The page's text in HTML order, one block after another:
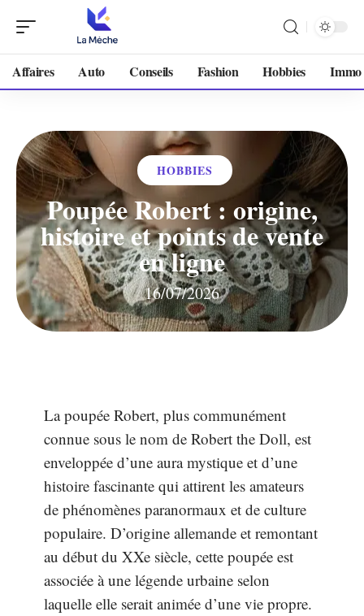
Affaires Auto Conseils Fashion Hobbies Immo
HOBBIES
Poupée Robert : origine,
histoire et points de vente
en ligne
16/07/2026
La poupée Robert, plus communément
connue sous le nom de Robert the Doll, est
enveloppée d’une aura mystique et d’une
histoire fascinante qui attirent les amateurs
de phénomènes paranormaux et de culture
populaire. D’origine allemande et remontant
au début du XXe siècle, cette poupée est
associée à une légende urbaine selon
laquelle elle serait animée d’une vie propre.